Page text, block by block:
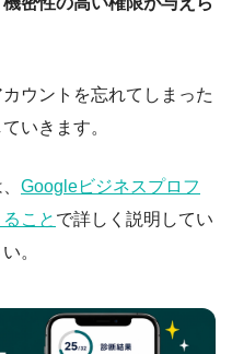
ウントを忘れてしまった
いきます。
Googleビジネスプロフ
こと で詳しく説明してい
。